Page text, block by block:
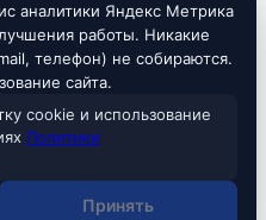
инвестиционной
исключительно в
данных: Московская биржа, Банк
аналитики Яндекс Метрика
работы. Никакие
телефон) не собираются.
сайта.
cookie и использование
Политики
Принять